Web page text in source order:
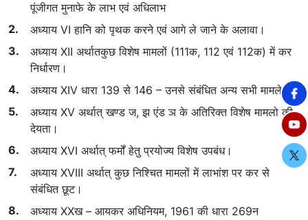
पूंजीगत मुनाफे के लाभ एवं अधिलाभ
अध्याय VI हानि को पृथक करने एवं आगे ले जाने के अलावा।
अध्‍याय XII अर्थातकुछ विशेष मामलों (111क, 112 एवं 112क) में कर
निर्धारण।
अध्याय XIV धारा 139 से 146 – उनसे संबंधित अन्य सभी मामले।
अध्याय XV अर्थात् खण्ड ज, झ एंड ञ के अतिरिक्त विशेष मामलो की
देयता।
अध्याय XVI अर्थात् फर्मों हेतु प्रयोज्य विशेष उपबंध।
अध्याय XVIII अर्थात् कुछ निश्चित मामलों में लाभांश पर कर से
संबंधित छूट।
अध्याय XXख – आयकर अधिनियम, 1961 की धारा 269न